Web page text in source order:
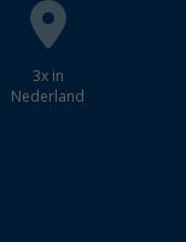
3x in
Nederland